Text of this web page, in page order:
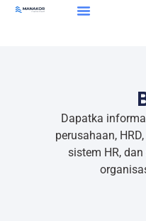
Dapatka
perusahaan,
sistem HR,